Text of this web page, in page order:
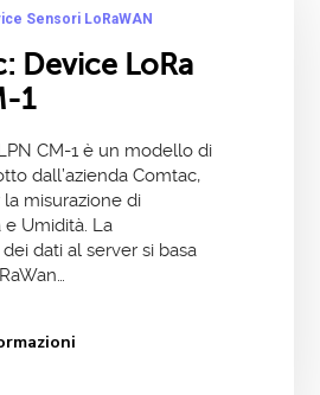
Sensori LoRaWAN
Device LoRa
1
CM-1 è un modello di
dall’azienda Comtac,
misurazione di
e Umidità. La
dati al server si basa